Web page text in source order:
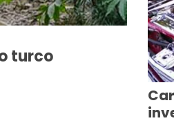
turco